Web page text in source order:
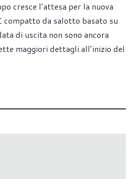
cresce l’attesa per la nuova
compatto da salotto basato su
di uscita non sono ancora
maggiori dettagli all’inizio del